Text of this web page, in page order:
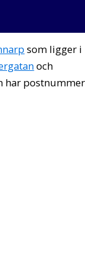
som ligger i
och
har postnummer